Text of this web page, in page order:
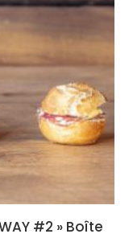
#2 » Boîte